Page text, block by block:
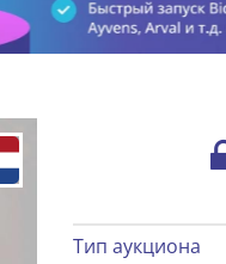
Тип аукциона